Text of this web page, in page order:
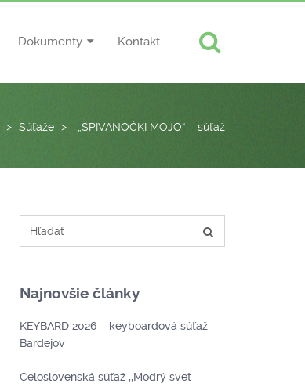
Dokumenty Kontakt
> Súťaže > „ŠPIVANOČKI MOJO“ – súťaž
Najnovšie články
KEYBARD 2026 – keyboardová súťaž
Bardejov
Celoslovenská súťaž ,,Modrý svet